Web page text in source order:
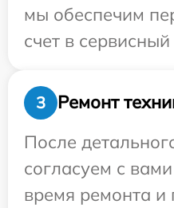
мы обеспечим
счет в
3
Ремонт
После
согласуем с
время ремонта и